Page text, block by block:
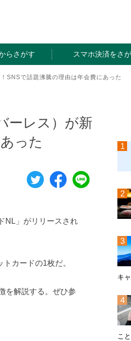
らさがす スマホ決済をさ
SNSで話題沸騰の理由は年会費にあった
ーレス）が新
った
NL」がリリースされ
カードの1枚だ。
を解説する。ぜひ参
キ
こと